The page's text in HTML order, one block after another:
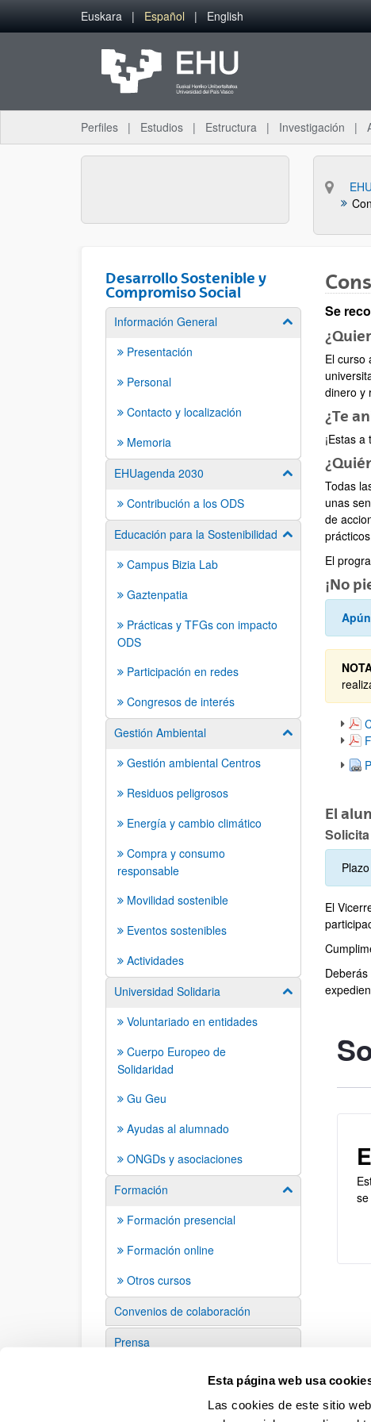
Esta página web usa
Las cookies de este sitio
Saltar al contenido principal
Euskara Español English
Perfiles Estudios Estructura Investigación
EHU
Desarrollo Sostenible y
Compromiso Social
Información General Mostrar/ocultar
Presentación
Personal
Contacto y localización
Memoria
EHUagenda 2030
Mostrar/ocultar
Contribución a los ODS
Educación para la Sostenibilidad
Mostrar/ocultar
Campus Bizia Lab
Gaztenpatia
Prácticas y TFGs con impacto
ODS
Participación en redes
Congresos de interés
Gestión Ambiental
Mostrar/ocultar
Gestión ambiental Centros
Residuos peligrosos
Energía y cambio climático
Compra y consumo
responsable
Movilidad sostenible
Eventos sostenibles
Actividades
Universidad Solidaria
Mostrar/ocultar
Voluntariado en entidades
Cuerpo Europeo de
Solidaridad
Gu Geu
Ayudas al alumnado
ONGDs y asociaciones
Formación
Mostrar/ocultar
Formación presencial
Formación online
Otros cursos
Convenios de colaboración
Prensa
Se
El curso
dinero y
¿Te
¡Estas
Todas
unas
de
El
¡No
El
El